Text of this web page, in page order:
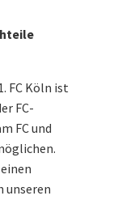
FC Köln ist
FC-
FC und
unseren